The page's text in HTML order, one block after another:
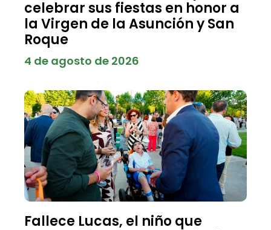
celebrar sus fiestas en honor a
la Virgen de la Asunción y San
Roque
4 de agosto de 2026
Fallece Lucas, el niño que